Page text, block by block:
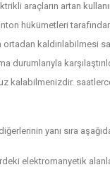
araçların artan
hükümetleri
kaldırılabilmesi
yanı sıra
elektromanyetik